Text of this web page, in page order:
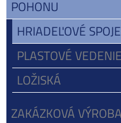
POHONU
HRIADEĽOVÉ
PLASTOVÉ
LOŽISKÁ
ZAKÁZKOVÁ